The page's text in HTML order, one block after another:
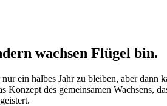
wachsen Flügel bin.
ein halbes Jahr zu bleiben, aber
Konzept des gemeinsamen